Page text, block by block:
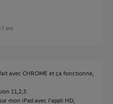
5 ans
avec CHROME et ça fonctionne,
11,2,3.
mon iPad avec l'appli HD,